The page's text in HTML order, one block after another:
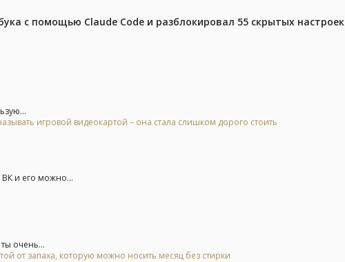
с помощью Claude Code и разблокировал 55 скрытых настроек
игровой видеокартой – она стала слишком дорого стоить
ВК и его можно...
очень...
от запаха, которую можно носить месяц без стирки